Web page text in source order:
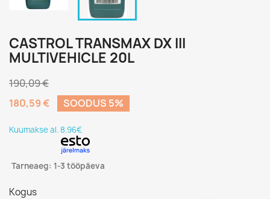
CASTROL TRANSMAX DX III
MULTIVEHICLE 20L
190,09 €
180,59 €
SOODUS 5%
Kuumakse al. 8.96€
Tarneaeg: 1-3 tööpäeva
Kogus